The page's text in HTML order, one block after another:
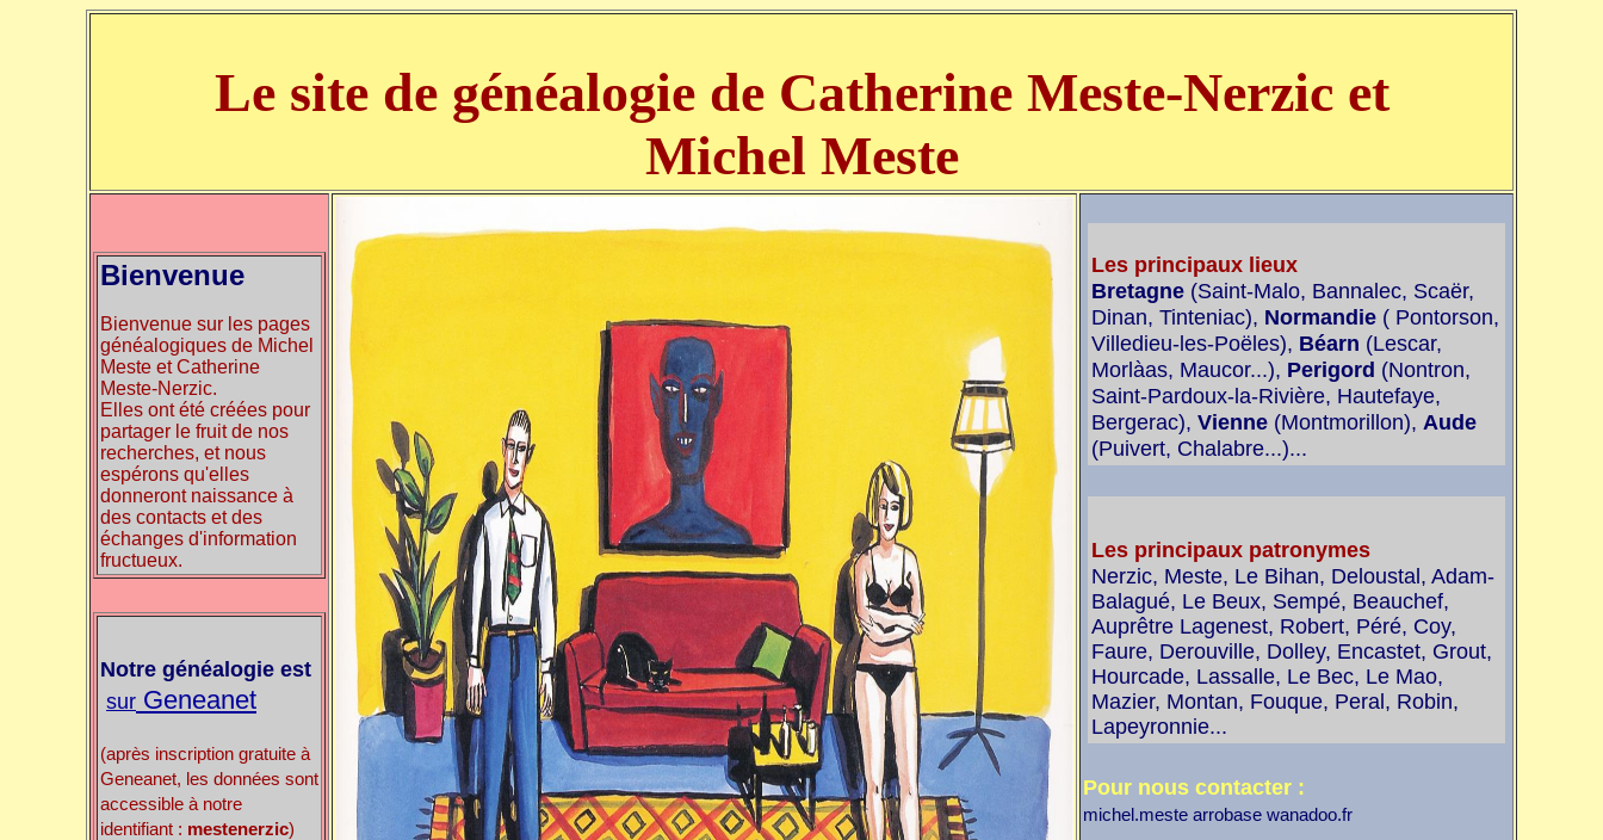
Le site de généalogie de Catherine Meste-Nerzic et
Michel Meste
Bienvenue
Bienvenue sur les pages
généalogiques de Michel
Meste et Catherine
Meste-Nerzic.
Elles ont été créées pour
partager le fruit de nos
recherches, et nous
espérons qu'elles
donneront naissance à
des contacts et des
échanges d'information
fructueux.
Notre généalogie est
sur Geneanet
(après inscription gratuite à
Geneanet, les données sont
accessible à notre
identifiant : mestenerzic)
Les principaux lieux
Bretagne (Saint-Malo, Bannalec, Scaër,
Dinan, Tinteniac), Normandie ( Pontorson,
Villedieu-les-Poëles), Béarn (Lescar,
Morlàas, Maucor...), Perigord (Nontron,
Saint-Pardoux-la-Rivière, Hautefaye,
Bergerac), Vienne (Montmorillon), Aude
(Puivert, Chalabre...)...
Les principaux patronymes
Nerzic, Meste, Le Bihan, Deloustal, Adam-
Balagué, Le Beux, Sempé, Beauchef,
Auprêtre Lagenest, Robert, Péré, Coy,
Faure, Derouville, Dolley, Encastet, Grout,
Hourcade, Lassalle, Le Bec, Le Mao,
Mazier, Montan, Fouque, Peral, Robin,
Lapeyronnie...
Pour nous contacter :
michel.meste arrobase wanadoo.fr